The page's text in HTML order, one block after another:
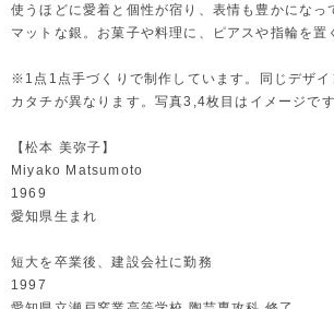
使うほどに愛着と個性が宿り、表情も豊かになっ
マットな銀。お菓子や料理に、ピアスや指輪を置
※1点1点手づくりで制作しています。同じデザ
カタチが異なります。写真3,4枚目はイメージです
【松本 美弥子】
Miyako Matsumoto
1969
愛知県生まれ
短大を卒業後、建設会社に勤務
1997